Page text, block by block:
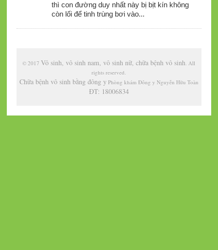
thì con đường duy nhất này bị bịt kín không
còn lối để tinh trùng bơi vào...
© 2017Vô sinh, vô sinh nam, vô sinh nữ, chữa bệnh vô sinh. All
rights reserved.
Chữa bệnh vô sinh bằng đông yPhòng khám Đông y Nguyễn Hữu Toàn
ĐT: 18006834